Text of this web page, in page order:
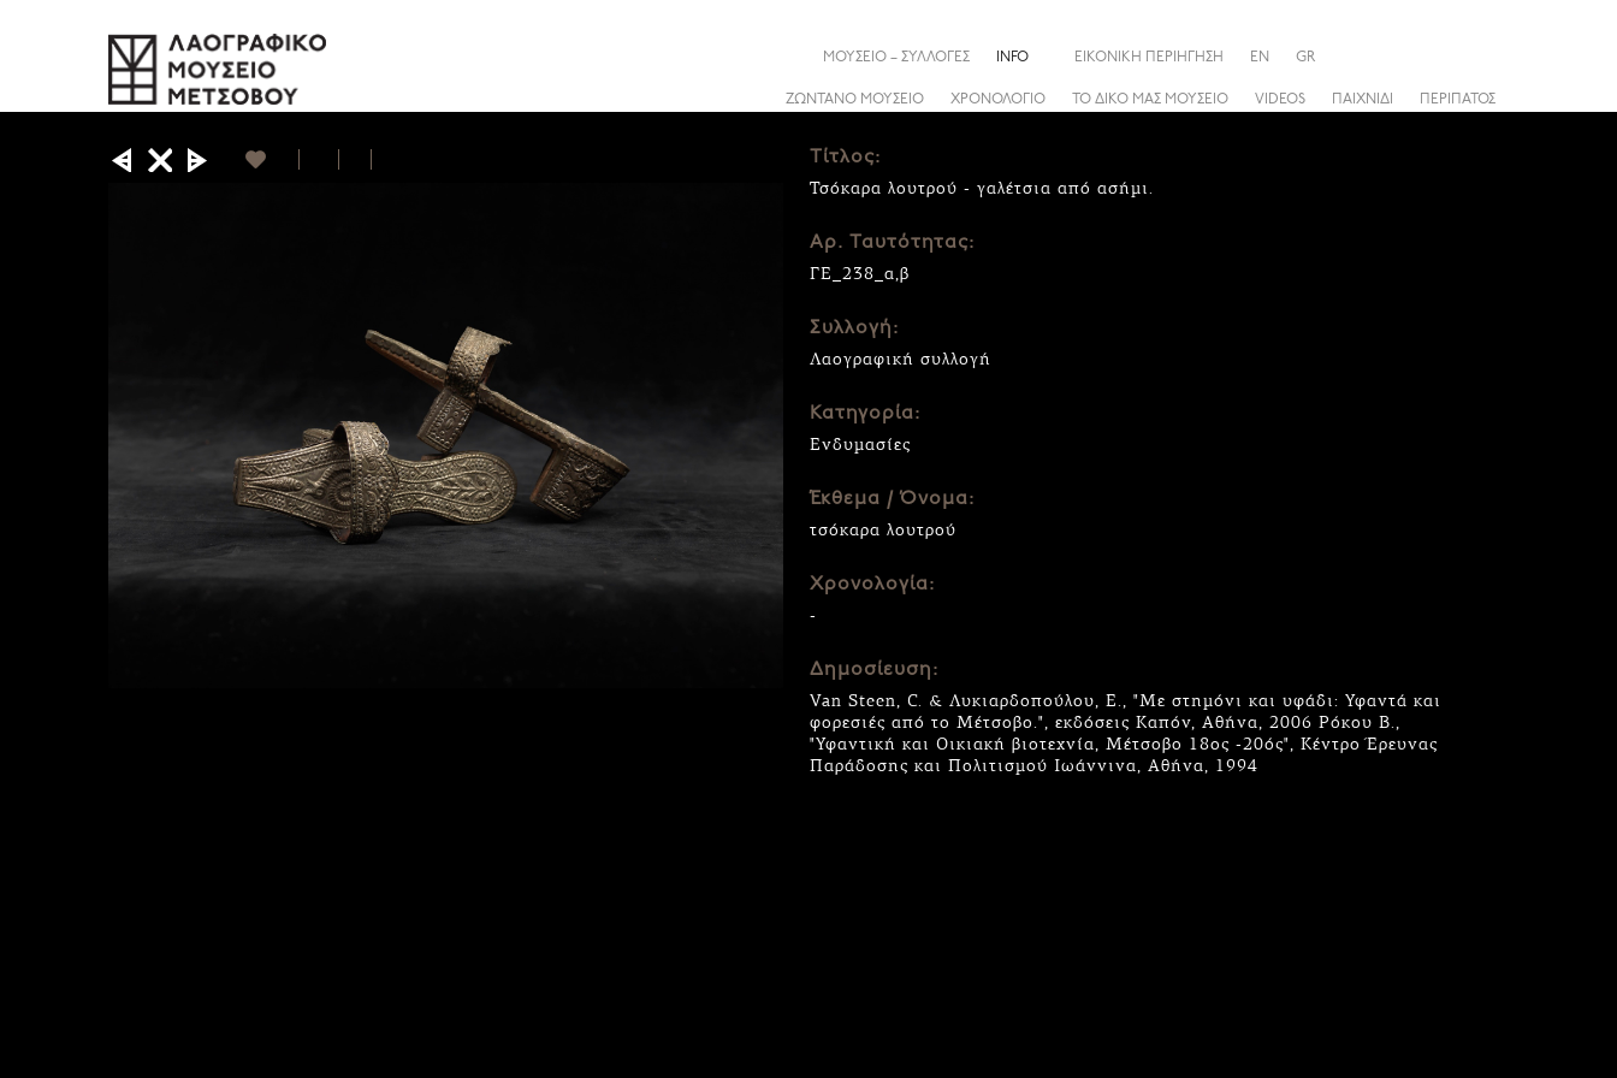
ΖΩΝΤΑΝΟ ΜΟΥΣΕΙΟ ΧΡΟΝΟΛΟΓΙΟ ΤΟ ΔΙΚΟ ΜΑΣ ΜΟΥΣΕΙΟ VIDEOS ΠΑΙΧΝΙΔΙ ΠΕΡΙΠΑΤΟΣ
ΜΟΥΣΕΙΟ – ΣΥΛΛΟΓΕΣ INFO ΕΙΚΟΝΙΚΗ ΠΕΡΙΗΓΗΣΗ EN GR
Τίτλος:
Τσόκαρα λουτρού - γαλέτσια από ασήμι.
Αρ. Ταυτότητας:
ΓΕ_238_α,β
Συλλογή:
Λαογραφική συλλογή
Κατηγορία:
Ενδυμασίες
Έκθεμα / Όνομα:
τσόκαρα λουτρού
Χρονολογία:
-
Δημοσίευση:
Van Steen, C. & Λυκιαρδοπούλου, Ε., "Με στημόνι και υφάδι: Υφαντά και
φορεσιές από το Μέτσοβο.", εκδόσεις Καπόν, Αθήνα, 2006 Ρόκου Β.,
"Υφαντική και Οικιακή βιοτεχνία, Μέτσοβο 18ος -20ός", Κέντρο Έρευνας
Παράδοσης και Πολιτισμού Ιωάννινα, Αθήνα, 1994